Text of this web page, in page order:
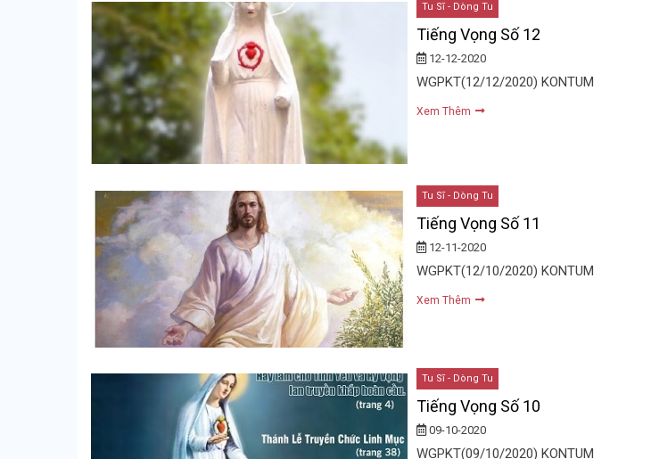
Tu Sĩ - Dòng Tu
Tiếng Vọng Số 12
12-12-2020
WGPKT(12/12/2020) KONTUM
Xem Thêm
Tu Sĩ - Dòng Tu
Tiếng Vọng Số 11
12-11-2020
WGPKT(12/10/2020) KONTUM
Xem Thêm
Tu Sĩ - Dòng Tu
Tiếng Vọng Số 10
09-10-2020
WGPKT(09/10/2020) KONTUM